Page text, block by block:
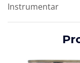
Instrumentar